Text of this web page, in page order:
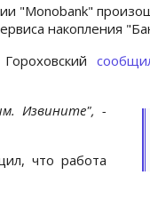
"Monobank"
накопления
Извините", -
что работа